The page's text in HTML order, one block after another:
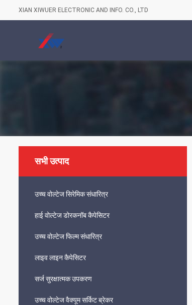
XIAN XIWUER ELECTRONIC AND INFO. CO., LTD
सभी उत्पाद
उच्च वोल्टेज सिरेमिक संधारित्र
हाई वोल्टेज डोरकनॉब कैपेसिटर
उच्च वोल्टेज फिल्म संधारित्र
लाइव लाइन कैपेसिटर
सर्ज सुरक्षात्मक उपकरण
उच्च वोल्टेज वैक्यूम सर्किट ब्रेकर